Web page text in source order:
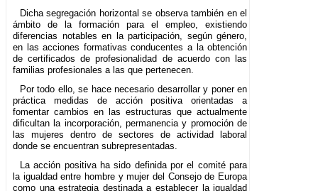
Dicha segregación horizontal se observa también en el
ámbito de la formación para el empleo, existiendo
diferencias notables en la participación, según género,
en las acciones formativas conducentes a la obtención
de certificados de profesionalidad de acuerdo con las
familias profesionales a las que pertenecen.
Por todo ello, se hace necesario desarrollar y poner en
práctica medidas de acción positiva orientadas a
fomentar cambios en las estructuras que actualmente
dificultan la incorporación, permanencia y promoción de
las mujeres dentro de sectores de actividad laboral
donde se encuentran subrepresentadas.
La acción positiva ha sido definida por el comité para
la igualdad entre hombre y mujer del Consejo de Europa
como una estrategia destinada a establecer la igualdad